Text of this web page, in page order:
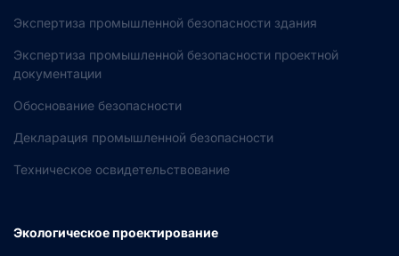
Экспертиза промышленной безопасности здания
Экспертиза промышленной безопасности проектной
документации
Обоснование безопасности
Декларация промышленной безопасности
Техническое освидетельствование
Экологическое проектирование